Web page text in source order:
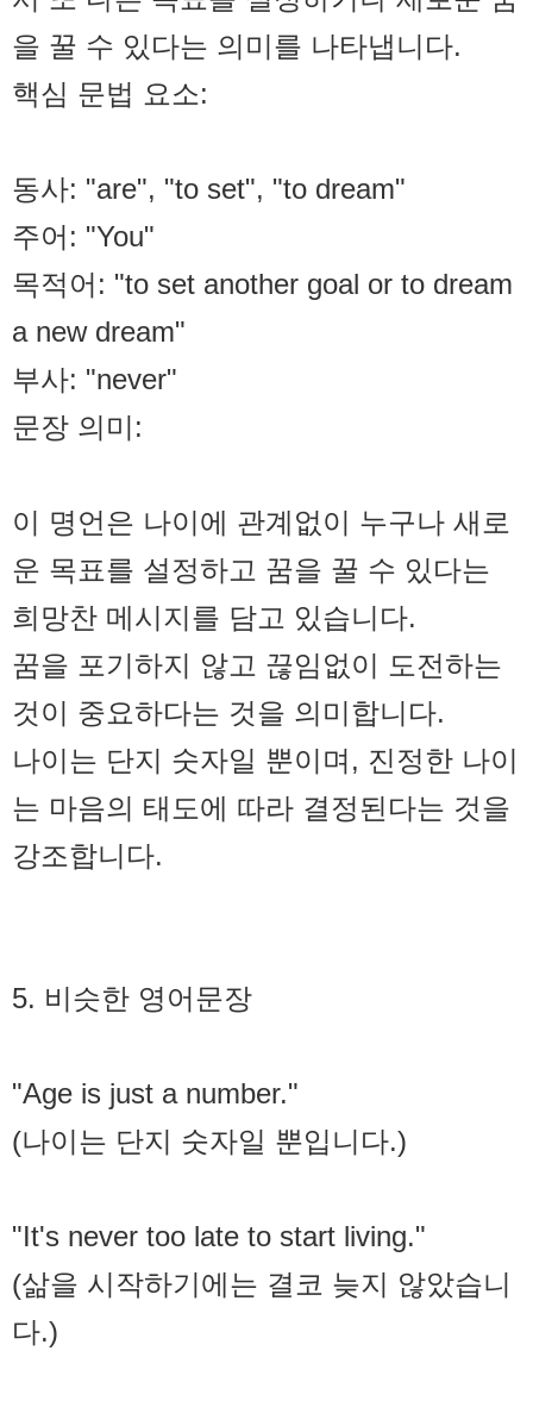
을 꿀 수 있다는 의미를 나타냅니다.
핵심 문법 요소:
동사: "are", "to set", "to dream"
주어: "You"
목적어: "to set another goal or to dream
a new dream"
부사: "never"
문장 의미:
이 명언은 나이에 관계없이 누구나 새로
운 목표를 설정하고 꿈을 꿀 수 있다는
희망찬 메시지를 담고 있습니다.
꿈을 포기하지 않고 끊임없이 도전하는
것이 중요하다는 것을 의미합니다.
나이는 단지 숫자일 뿐이며, 진정한 나이
는 마음의 태도에 따라 결정된다는 것을
강조합니다.
5. 비슷한 영어문장
"Age is just a number."
(나이는 단지 숫자일 뿐입니다.)
"It's never too late to start living."
(삶을 시작하기에는 결코 늦지 않았습니
다.)